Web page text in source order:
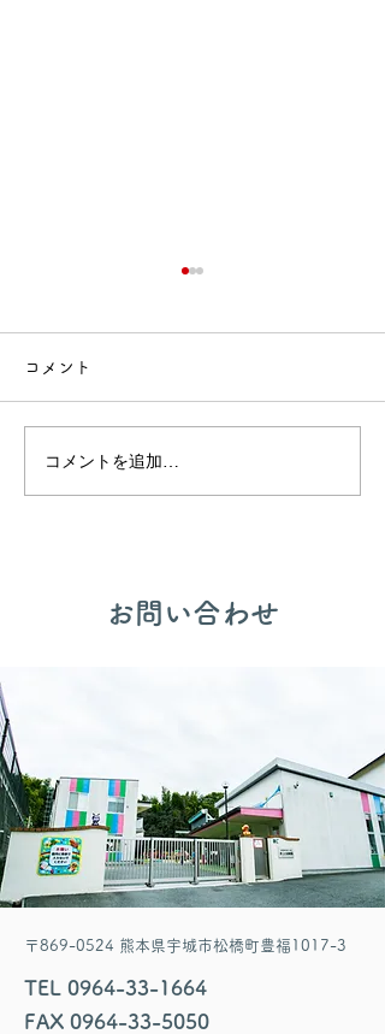
🎂誕生会出し物✨
コメント
コメントを追加…
​お問い合わせ
〒869-0524 熊本県宇城市松橋町豊福1017-3
TEL 0964-33-1664
FAX 0964-33-5050